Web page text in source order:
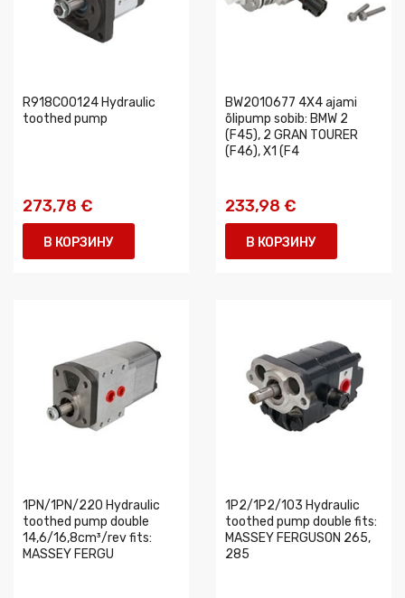
R918C00124 Hydraulic
toothed pump
273,78 €
В КОРЗИНУ
BW2010677 4X4 ajami
õlipump sobib: BMW 2
(F45), 2 GRAN TOURER
(F46), X1 (F4
233,98 €
В КОРЗИНУ
1PN/1PN/220 Hydraulic
toothed pump double
14,6/16,8cm³/rev fits:
MASSEY FERGU
1P2/1P2/103 Hydraulic
toothed pump double fits:
MASSEY FERGUSON 265,
285